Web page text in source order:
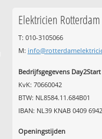
Elektricien Rotterdam
T: 010-3105066
M:
Bedrijfsgegevens Day2Start
KvK: 70660042
BTW: NL8584.11.684B01
IBAN: NL39 KNAB 0409
Openingstijden